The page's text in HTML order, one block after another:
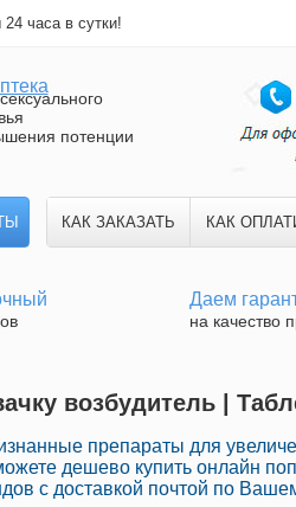
часа в сутки!
потенции
КАК ЗАКАЗАТЬ КАК
Даем
на качество
возбудитель |
препараты для
дешево купить онлайн
с доставкой почтой по